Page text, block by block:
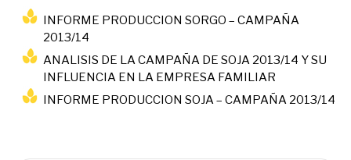
INFORME PRODUCCION SORGO – CAMPAÑA
2013/14
ANALISIS DE LA CAMPAÑA DE SOJA 2013/14 Y SU
INFLUENCIA EN LA EMPRESA FAMILIAR
INFORME PRODUCCION SOJA – CAMPAÑA 2013/14